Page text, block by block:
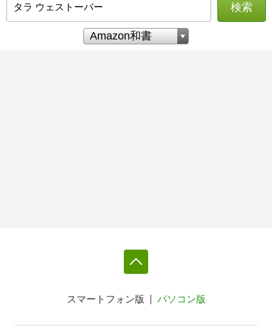
検索
スマートフォン版 パソコン版